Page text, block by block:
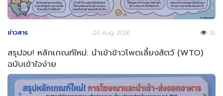
ข่าวสาร 03 Aug 2026 32
สรุปจบ! หลักเกณฑ์ใหม่: นำเข้าข้าวโพดเลี้ยงสัตว์ (WTO)
ฉบับเข้าใจง่าย